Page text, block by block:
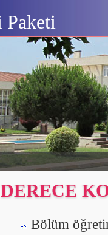
DERECE
Bölüm